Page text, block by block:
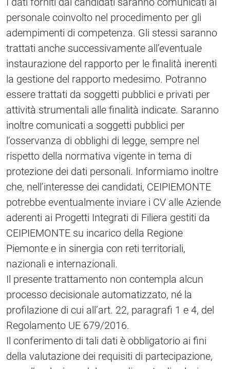
personale coinvolto nel procedimento per gli
adempimenti di competenza. Gli stessi saranno
trattati anche successivamente all’eventuale
instaurazione del rapporto per le finalità inerenti
la gestione del rapporto medesimo. Potranno
essere trattati da soggetti pubblici e privati per
attività strumentali alle finalità indicate. Saranno
inoltre comunicati a soggetti pubblici per
l’osservanza di obblighi di legge, sempre nel
rispetto della normativa vigente in tema di
protezione dei dati personali. Informiamo inoltre
che, nell’interesse dei candidati, CEIPIEMONTE
potrebbe eventualmente inviare i CV alle Aziende
aderenti ai Progetti Integrati di Filiera gestiti da
CEIPIEMONTE su incarico della Regione
Piemonte e in sinergia con reti territoriali,
nazionali e internazionali.
Il presente trattamento non contempla alcun
processo decisionale automatizzato, né la
profilazione di cui all’art. 22, paragrafi 1 e 4, del
Regolamento UE 679/2016.
Il conferimento di tali dati è obbligatorio ai fini
della valutazione dei requisiti di partecipazione,